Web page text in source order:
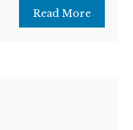
Read More